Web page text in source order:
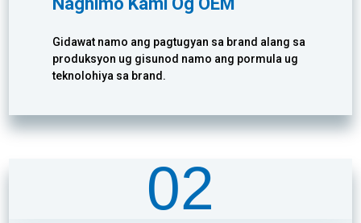
Gidawat namo ang pagtugyan sa brand alang sa
produksyon ug gisunod namo ang pormula ug
teknolohiya sa brand.
02